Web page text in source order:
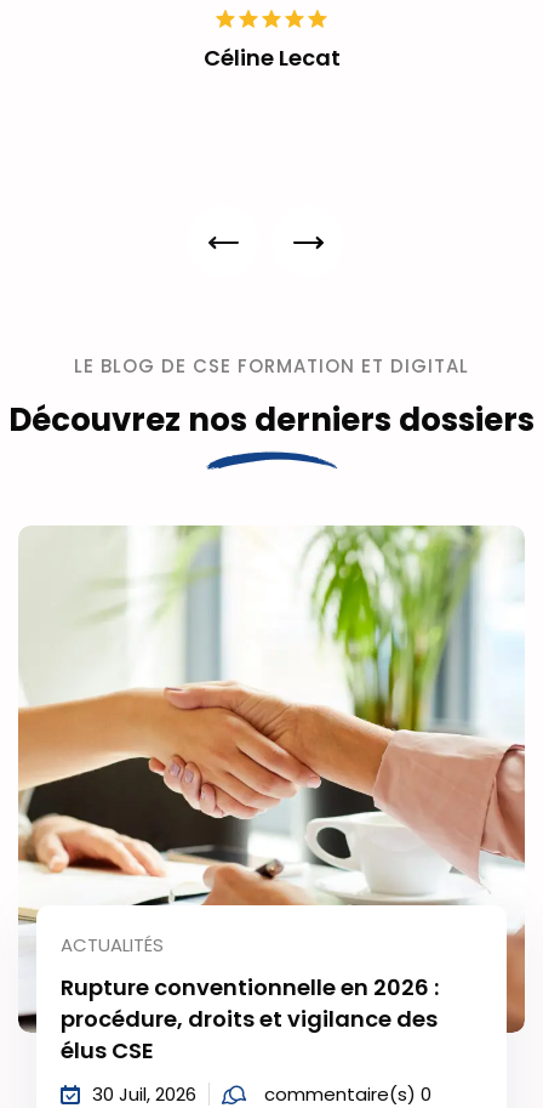
Miroslava Hristova
LE BLOG DE CSE FORMATION ET DIGITAL
Découvrez nos derniers dossiers
ACTUALITÉS
PSE et rôle du CSE en 2026 : comment
les élus peuvent peser sur le plan
social
23 Juil, 2026 commentaire(s) 0